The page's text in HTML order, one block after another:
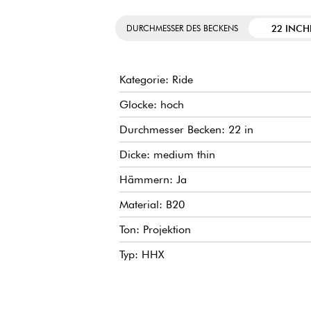
DURCHMESSER DES BECKENS 22
Kategorie: Ride
Glocke: hoch
Durchmesser Becken: 22 in
Dicke: medium thin
Hämmern: Ja
Material: B20
Ton: Projektion
Typ: HHX